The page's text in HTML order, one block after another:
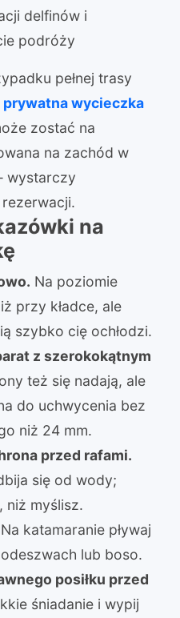
delfinów i
podróży
pełnej trasy
prywatna wycieczka
zostać na
na zachód w
wystarczy
na
Na poziomie
przy kładce, ale
szybko cię ochłodzi.
z szerokokątnym
też się nadają, ale
do uchwycenia bez
niż 24 mm.
przed rafami.
się od wody;
niż myślisz.
Na katamaranie pływaj
lub boso.
posiłku przed
śniadanie i wypij